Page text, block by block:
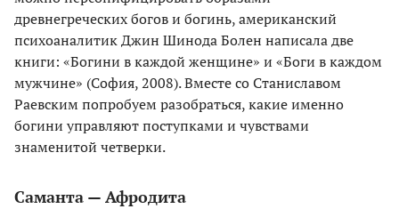
древнегреческих богов и богинь, американский
психоаналитик Джин Шинода Болен написала две
книги: «Богини в каждой женщине» и «Боги в каждом
мужчине» (София, 2008). Вместе со Станиславом
Раевским попробуем разобраться, какие именно
богини управляют поступками и чувствами
знаменитой четверки.
Саманта — Афродита